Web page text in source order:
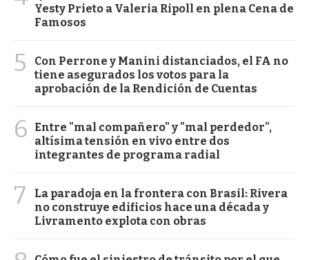
Yesty Prieto a Valeria Ripoll en plena Cena de
Famosos
5
Con Perrone y Manini distanciados, el FA no
tiene asegurados los votos para la
aprobación de la Rendición de Cuentas
6
Entre "mal compañero" y "mal perdedor",
altísima tensión en vivo entre dos
integrantes de programa radial
7
La paradoja en la frontera con Brasil: Rivera
no construye edificios hace una década y
Livramento explota con obras